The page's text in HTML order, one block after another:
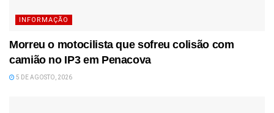
INFORMAÇÃO
Morreu o motocilista que sofreu colisão com
camião no IP3 em Penacova
5 DE AGOSTO, 2026